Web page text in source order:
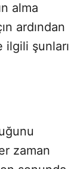
alma
ardından
şunları
zaman